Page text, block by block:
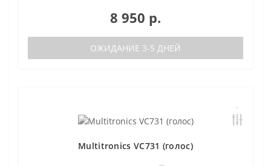
8 950 р.
ОЖИДАНИЕ 3-5 ДНЕЙ
Multitronics VC731 (голос)